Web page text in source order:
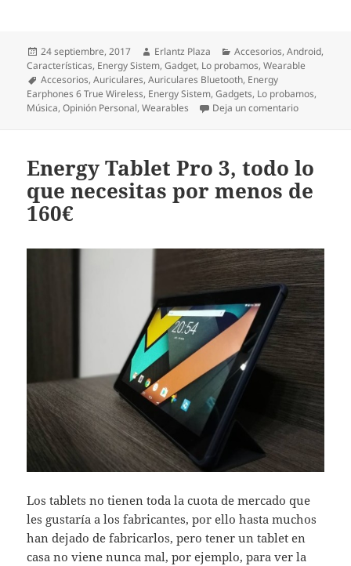
Publicado
el
24 septiembre, 2017 Autor
Erlantz Plaza Categorías
Accesorios,Android,
Características, Energy Sistem,Gadget, Lo probamos,Wearable
Etiquetas
Accesorios,Auriculares,Auriculares Bluetooth, Energy
Earphones 6 True Wireless, Energy Sistem,Gadgets, Lo probamos,
Música,Opinión Personal,Wearables Deja un comentarioen Energy
Energy Tablet Pro 3, todo lo
que necesitas por menos de
160€
Los tablets no tienen toda la cuota de mercado que
les gustaría a los fabricantes, por ello hasta muchos
han dejado de fabricarlos, pero tener un tablet en
casa no viene nunca mal, por ejemplo, para ver la